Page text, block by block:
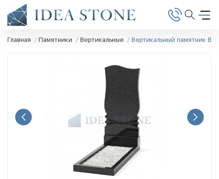
Главная Памятники Вертикальные Вертикальный памятник В-